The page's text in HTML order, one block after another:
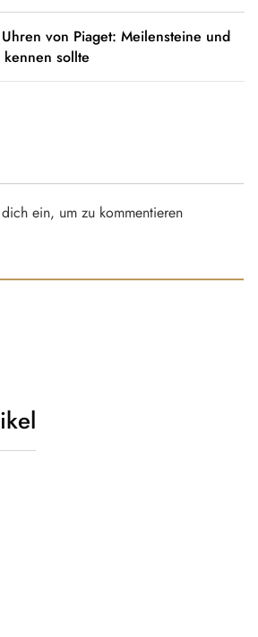
Uhren von Piaget: Meilensteine und
sollte
ein, um zu kommentieren